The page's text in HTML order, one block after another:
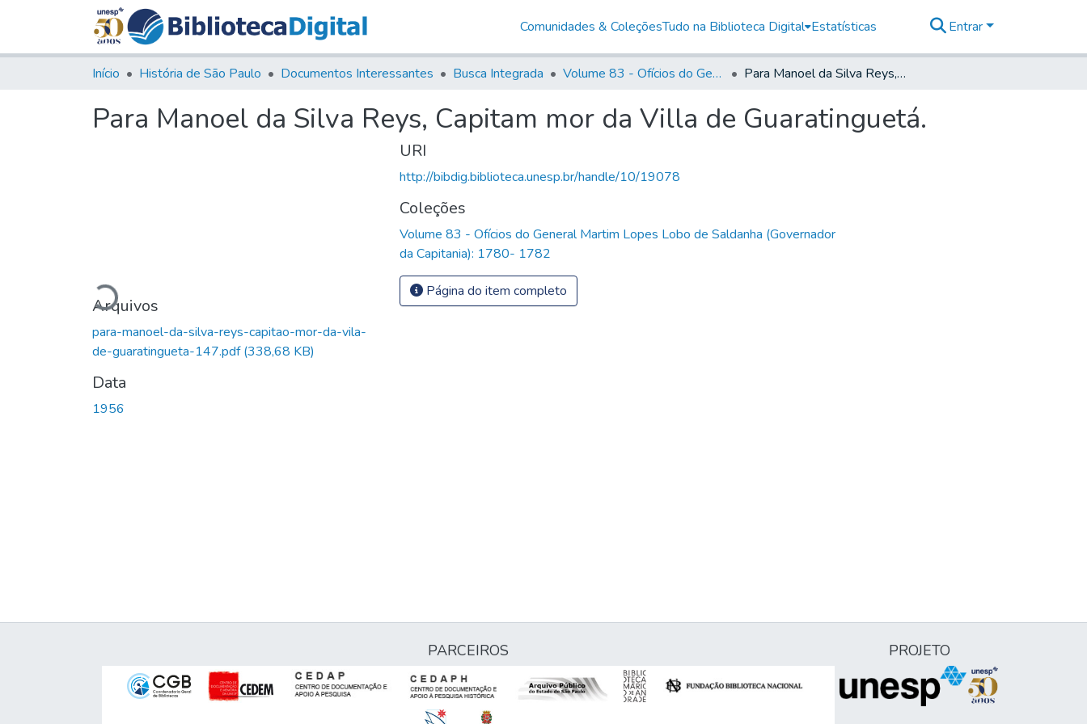
Comunidades & ColeçõesTudo na Biblioteca Digital Estatísticas Entrar
Início História de São Paulo Documentos Interessantes Busca Integrada Volume 83 - Ofícios do General Martim Lopes Lobo de Saldanha (Governador da Capitania): 1780- 1782 Para Manoel da Silva Reys, Capitam mor da Villa de Guaratinguetá.
Para Manoel da Silva Reys, Capitam mor da Villa de Guaratinguetá.
Carregando...
Arquivos
para-manoel-da-silva-reys-capitao-mor-da-vila-
de-guaratingueta-147.pdf(338,68 KB)
Data
1956
URI
http://bibdig.biblioteca.unesp.br/handle/10/19078
Coleções
Volume 83 - Ofícios do General Martim Lopes Lobo de Saldanha (Governador
da Capitania): 1780- 1782
Página do item completo
PARCEIROS PROJETO